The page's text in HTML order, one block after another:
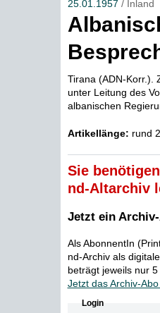
25.01.1957 / Inland
Tirana (ADN-Korr.).
unter Leitung des
albanischen
Artikellänge: rund
Sie
nd-Altarchiv
Jetzt ein
Als AbonnentIn
nd-Archiv als
beträgt jeweils nur 5
Jetzt das Archiv-
Login